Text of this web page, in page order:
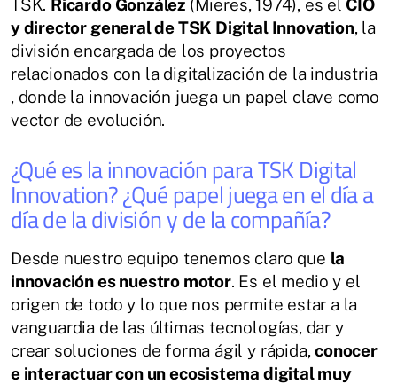
TSK. Ricardo González (Mieres, 1974), es el CIO
y director general de TSK Digital Innovation, la
división encargada de los proyectos
relacionados con la digitalización de la industria
, donde la innovación juega un papel clave como
vector de evolución.
¿Qué es la innovación para TSK Digital
Innovation? ¿Qué papel juega en el día a
día de la división y de la compañía?
Desde nuestro equipo tenemos claro que la
innovación es nuestro motor. Es el medio y el
origen de todo y lo que nos permite estar a la
vanguardia de las últimas tecnologías, dar y
crear soluciones de forma ágil y rápida,conocer
e interactuar con un ecosistema digital muy